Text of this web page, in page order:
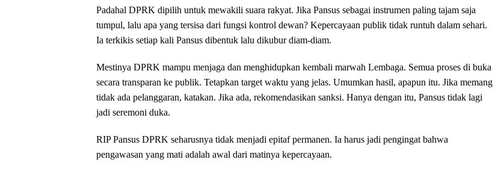
‎Padahal DPRK dipilih untuk mewakili suara rakyat. Jika Pansus sebagai instrumen paling tajam saja
tumpul, lalu apa yang tersisa dari fungsi kontrol dewan? Kepercayaan publik tidak runtuh dalam sehari.
Ia terkikis setiap kali Pansus dibentuk lalu dikubur diam-diam.
‎Mestinya DPRK mampu menjaga dan menghidupkan kembali marwah Lembaga. Semua proses di buka
secara transparan ke publik. Tetapkan target waktu yang jelas. Umumkan hasil, apapun itu. Jika memang
tidak ada pelanggaran, katakan. Jika ada, rekomendasikan sanksi. Hanya dengan itu, Pansus tidak lagi
jadi seremoni duka.
‎RIP Pansus DPRK seharusnya tidak menjadi epitaf permanen. Ia harus jadi pengingat bahwa
pengawasan yang mati adalah awal dari matinya kepercayaan.